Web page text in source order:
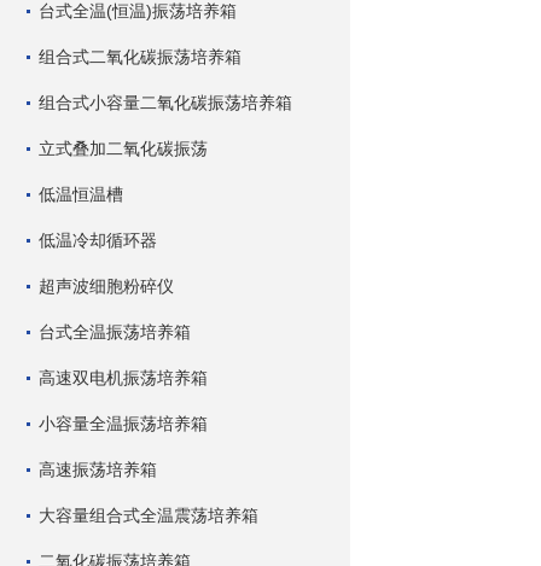
台式全温(恒温)振荡培养箱
组合式二氧化碳振荡培养箱
组合式小容量二氧化碳振荡培养箱
立式叠加二氧化碳振荡
低温恒温槽
低温冷却循环器
超声波细胞粉碎仪
台式全温振荡培养箱
高速双电机振荡培养箱
小容量全温振荡培养箱
高速振荡培养箱
大容量组合式全温震荡培养箱
二氧化碳振荡培养箱